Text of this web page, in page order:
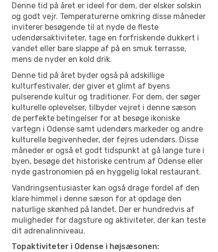
Denne tid på året er ideel for dem, der elsker solskin
og godt vejr. Temperaturerne omkring disse måneder
inviterer besøgende til at nyde de fleste
udendørsaktiviteter, tage en forfriskende dukkert i
vandet eller bare slappe af på en smuk terrasse,
mens de nyder en kold drik.
Denne tid på året byder også på adskillige
kulturfestivaler, der giver et glimt af byens
pulserende kultur og traditioner. For dem, der søger
kulturelle oplevelser, tilbyder vejret i denne sæson
de perfekte betingelser for at besøge ikoniske
vartegn i Odense samt udendørs markeder og andre
kulturelle begivenheder, der fejres udendørs. Disse
måneder er også et godt tidspunkt at gå lange ture i
byen, besøge det historiske centrum af Odense eller
nyde gastronomien på en hyggelig lokal restaurant.
Vandringsentusiaster kan også drage fordel af den
klare himmel i denne sæson for at opdage den
naturlige skønhed på landet. Der er hundredvis af
muligheder for dagsture og aktiviteter, der kan teste
dit adrenalinniveau.
Topaktiviteter i Odense i højsæsonen: